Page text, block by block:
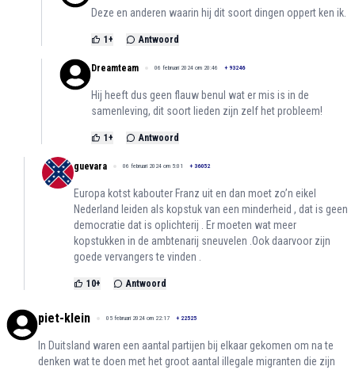
Deze en anderen waarin hij dit soort dingen oppert ken ik.
1 + Antwoord
Dreamteam 06 februari 2024 om 20:46 + 93246
Hij heeft dus geen flauw benul wat er mis is in de
samenleving, dit soort lieden zijn zelf het probleem!
1 + Antwoord
guevara 06 februari 2024 om 5:01 + 36052
Europa kotst kabouter Franz uit en dan moet zo’n eikel
Nederland leiden als kopstuk van een minderheid , dat is geen
democratie dat is oplichterij . Er moeten wat meer
kopstukken in de ambtenarij sneuvelen .Ook daarvoor zijn
goede vervangers te vinden .
10+ Antwoord
piet-klein 05 februari 2024 om 22:17 + 22525
In Duitsland waren een aantal partijen bij elkaar gekomen om na te
denken wat te doen met het groot aantal illegale migranten die zijn